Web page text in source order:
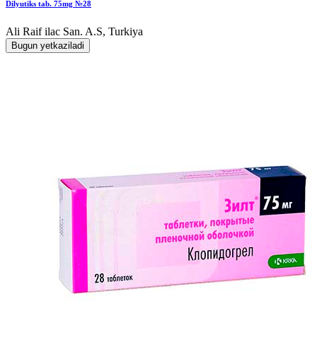
Dilyutiks tab. 75mg №28
Ali Raif ilac San. A.S, Turkiya
Bugun yetkaziladi